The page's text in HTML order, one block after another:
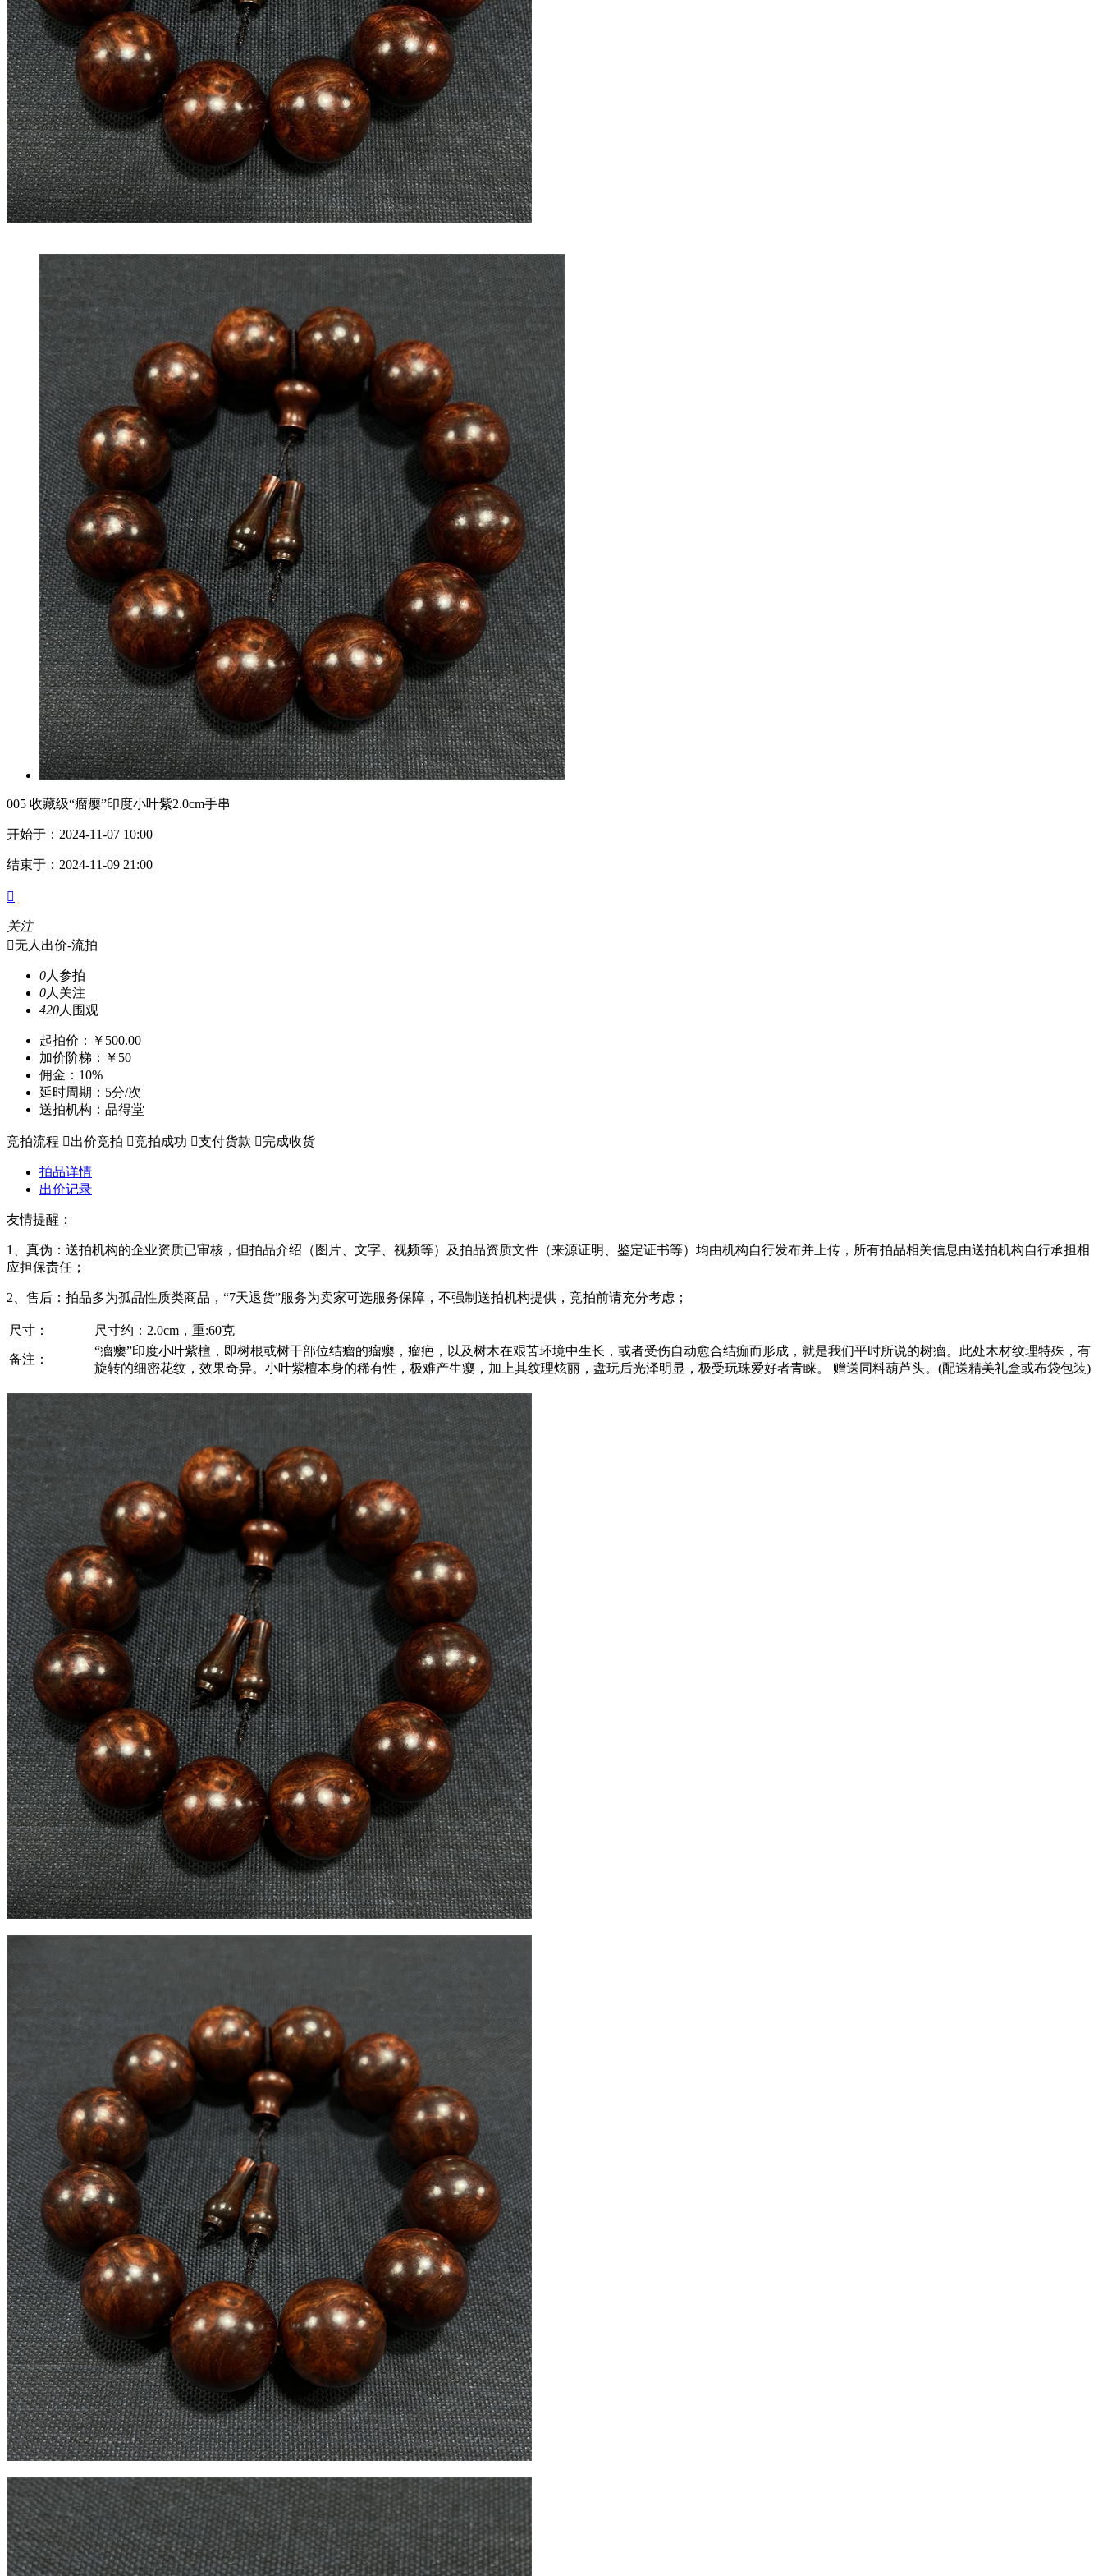
005 收藏级“瘤瘿”印度小叶紫2.0cm手串
开始于：2024-11-07 10:00
结束于：2024-11-09 21:00

关注
无人出价-流拍
0人参拍
0人关注
420人围观
起拍价：￥500.00
加价阶梯：￥50
佣金：10%
延时周期：5分/次
送拍机构：品得堂
竞拍流程 出价竞拍 竞拍成功 支付货款 完成收货
拍品详情
出价记录
友情提醒：
1、真伪：送拍机构的企业资质已审核，但拍品介绍（图片、文字、视频等）及拍品资质文件（来源证明、鉴定证书等）均由机构自行发布并上传，所有拍品相关信息由送拍机构自行承担相
应担保责任；
2、售后：拍品多为孤品性质类商品，“7天退货”服务为卖家可选服务保障，不强制送拍机构提供，竞拍前请充分考虑；
尺寸： 尺寸约：2.0cm，重:60克
备注：
“瘤瘿”印度小叶紫檀，即树根或树干部位结瘤的瘤瘿，瘤疤，以及树木在艰苦环境中生长，或者受伤自动愈合结痂而形成，就是我们平时所说的树瘤。此处木材纹理特殊，有
旋转的细密花纹，效果奇异。小叶紫檀本身的稀有性，极难产生瘿，加上其纹理炫丽，盘玩后光泽明显，极受玩珠爱好者青睐。 赠送同料葫芦头。(配送精美礼盒或布袋包装)